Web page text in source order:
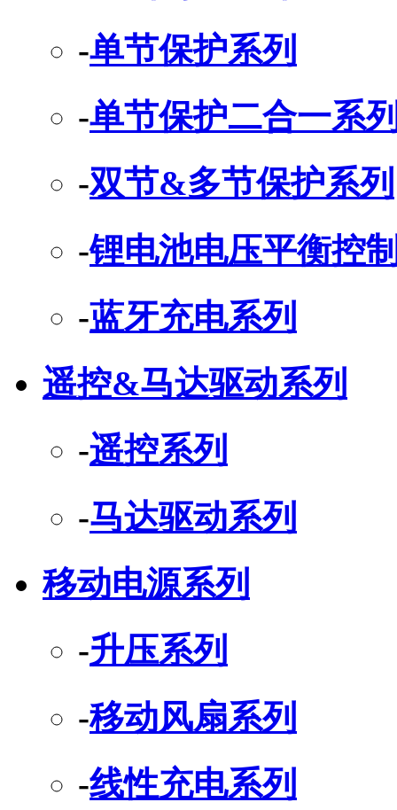
-单节保护系列
-单节保护二合一系
-双节&多节保护系列
-锂电池电压平衡控
-蓝牙充电系列
遥控&马达驱动系列
-遥控系列
-马达驱动系列
移动电源系列
-升压系列
-移动风扇系列
-线性充电系列